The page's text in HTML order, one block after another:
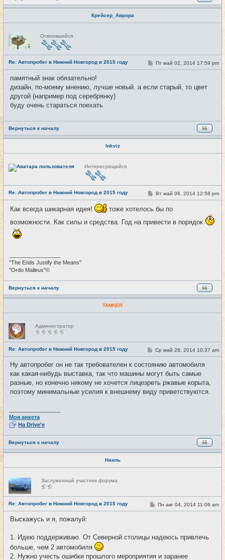
Крейсер_Аврора
Н
е
в
с
е
т
и
Освоившийся
Re: Автопробег в Нижний Новгород в 2015 году #5
С
о
щ
Пт май 02, 2014 17:59 pm
памятный знак обязательно!
дизайн, по-моему мнению, лучше новый. а если старый, то цвет
другой (например под серебрянку)
буду очень стараться поехать
Вернуться к началу
Inkviz
Н
е
е
т
и
Интересующийся
Re: Автопробег в Нижний Новгород в 2015 году #6
С
о
б
е
Вт май 06, 2014 12:58 pm
Как всегда шикарная идея!
тоже хотелось бы по
возможности. Как силы и средства. Год на привести в порядок
"The Ends Justify the Means"
"Ordo Malleus"©
Вернуться к началу
TANKER
Н
е
в
с
е
т
и
Администратор
Re: Автопробег в Нижний Новгород в 2015 году #7
С
о
б
щ
н
и
Ср май 28, 2014 10:37 am
Ну автопробег он не так требователен к состоянию автомобиля
как какая-нибудь выставка, так что машины могут быть самые
разные, но конечно никому не хочется лицезреть ржавые корыта,
поэтому минимальные усилия к внешнему виду приветствуются.
Моя анкета
На Drive'e
Вернуться к началу
Наиль
Н
е
в
с
е
т
и
Заслуженный участник форума
Re: Автопробег в Нижний Новгород в 2015 году #8
С
о
н
Пн авг 04, 2014 11:06 am
Выскажусь и я, пожалуй:
1. Идею поддерживаю. От Северной столицы надеюсь привлечь
больше, чем 2 автомобиля
2. Нужно учесть ошибки прошлого мероприятия и заранее